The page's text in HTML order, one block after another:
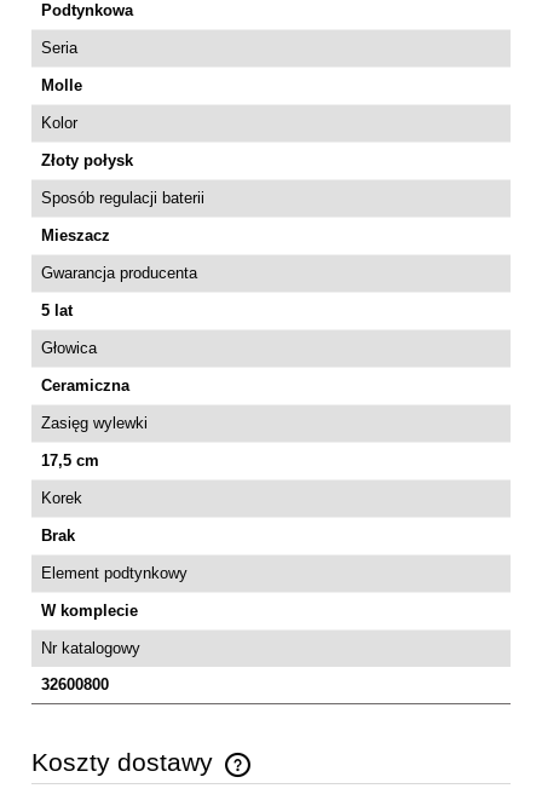
Podtynkowa
Seria
Molle
Kolor
Złoty połysk
Sposób regulacji baterii
Mieszacz
Gwarancja producenta
5 lat
Głowica
Ceramiczna
Zasięg wylewki
17,5 cm
Korek
Brak
Element podtynkowy
W komplecie
Nr katalogowy
32600800
Koszty dostawy
Cena nie zawiera ewentualnych kosztów płatności